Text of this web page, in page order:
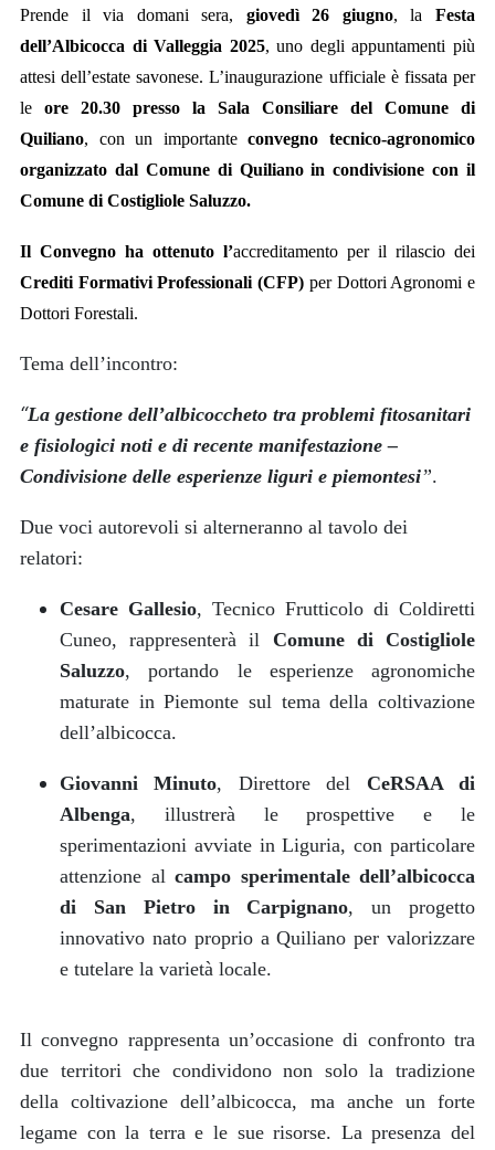
Prende il via domani sera, giovedì 26 giugno, laFesta
dell’Albicocca di Valleggia 2025, uno degli appuntamenti più
attesi dell’estate savonese. L’inaugurazione ufficiale è fissata per
le ore 20.30 presso la Sala Consiliare del Comune di
Quiliano, con un importanteconvegno tecnico-agronomico
organizzato dal Comune di Quiliano in condivisione con il
Comune di Costigliole Saluzzo.
Il Convegno ha ottenuto l’accreditamento per il rilascio dei
Crediti Formativi Professionali (CFP) per Dottori Agronomi e
Dottori Forestali.
Tema dell’incontro:
“La gestione dell’albicoccheto tra problemi fitosanitari
e fisiologici noti e di recente manifestazione –
Condivisione delle esperienze liguri e piemontesi”.
Due voci autorevoli si alterneranno al tavolo dei
relatori:
Cesare Gallesio, Tecnico Frutticolo di Coldiretti
Cuneo, rappresenterà il Comune di Costigliole
Saluzzo, portando le esperienze agronomiche
maturate in Piemonte sul tema della coltivazione
dell’albicocca.
Giovanni Minuto, Direttore del CeRSAA di
Albenga, illustrerà le prospettive e le
sperimentazioni avviate in Liguria, con particolare
attenzione al campo sperimentale dell’albicocca
di San Pietro in Carpignano, un progetto
innovativo nato proprio a Quiliano per valorizzare
e tutelare la varietà locale.
Il convegno rappresenta un’occasione di confronto tra
due territori che condividono non solo la tradizione
della coltivazione dell’albicocca, ma anche un forte
legame con la terra e le sue risorse. La presenza del